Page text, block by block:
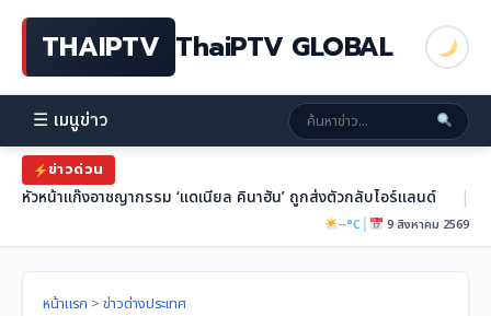
THAIPTV ThaiPTV GLOBAL
☰ เมนูข่าว
ข่าวด่วน
หัวหน้าแก๊งอาชญากรรม ‘แดเนียล คินาฮัน’ ถูกส่งตัวกลับไอร์แลนด์ |
--°C| 9 สิงหาคม 2569
หน้าแรก > ข่าวต่างประเทศ